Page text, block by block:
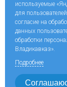
используемые
для
согласие на
данных
обработки
Владикавказ».
Подробнее